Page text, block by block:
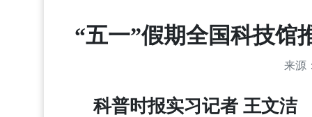
“五一”假期全国科技馆
来源
科普时报实习记者 王文洁